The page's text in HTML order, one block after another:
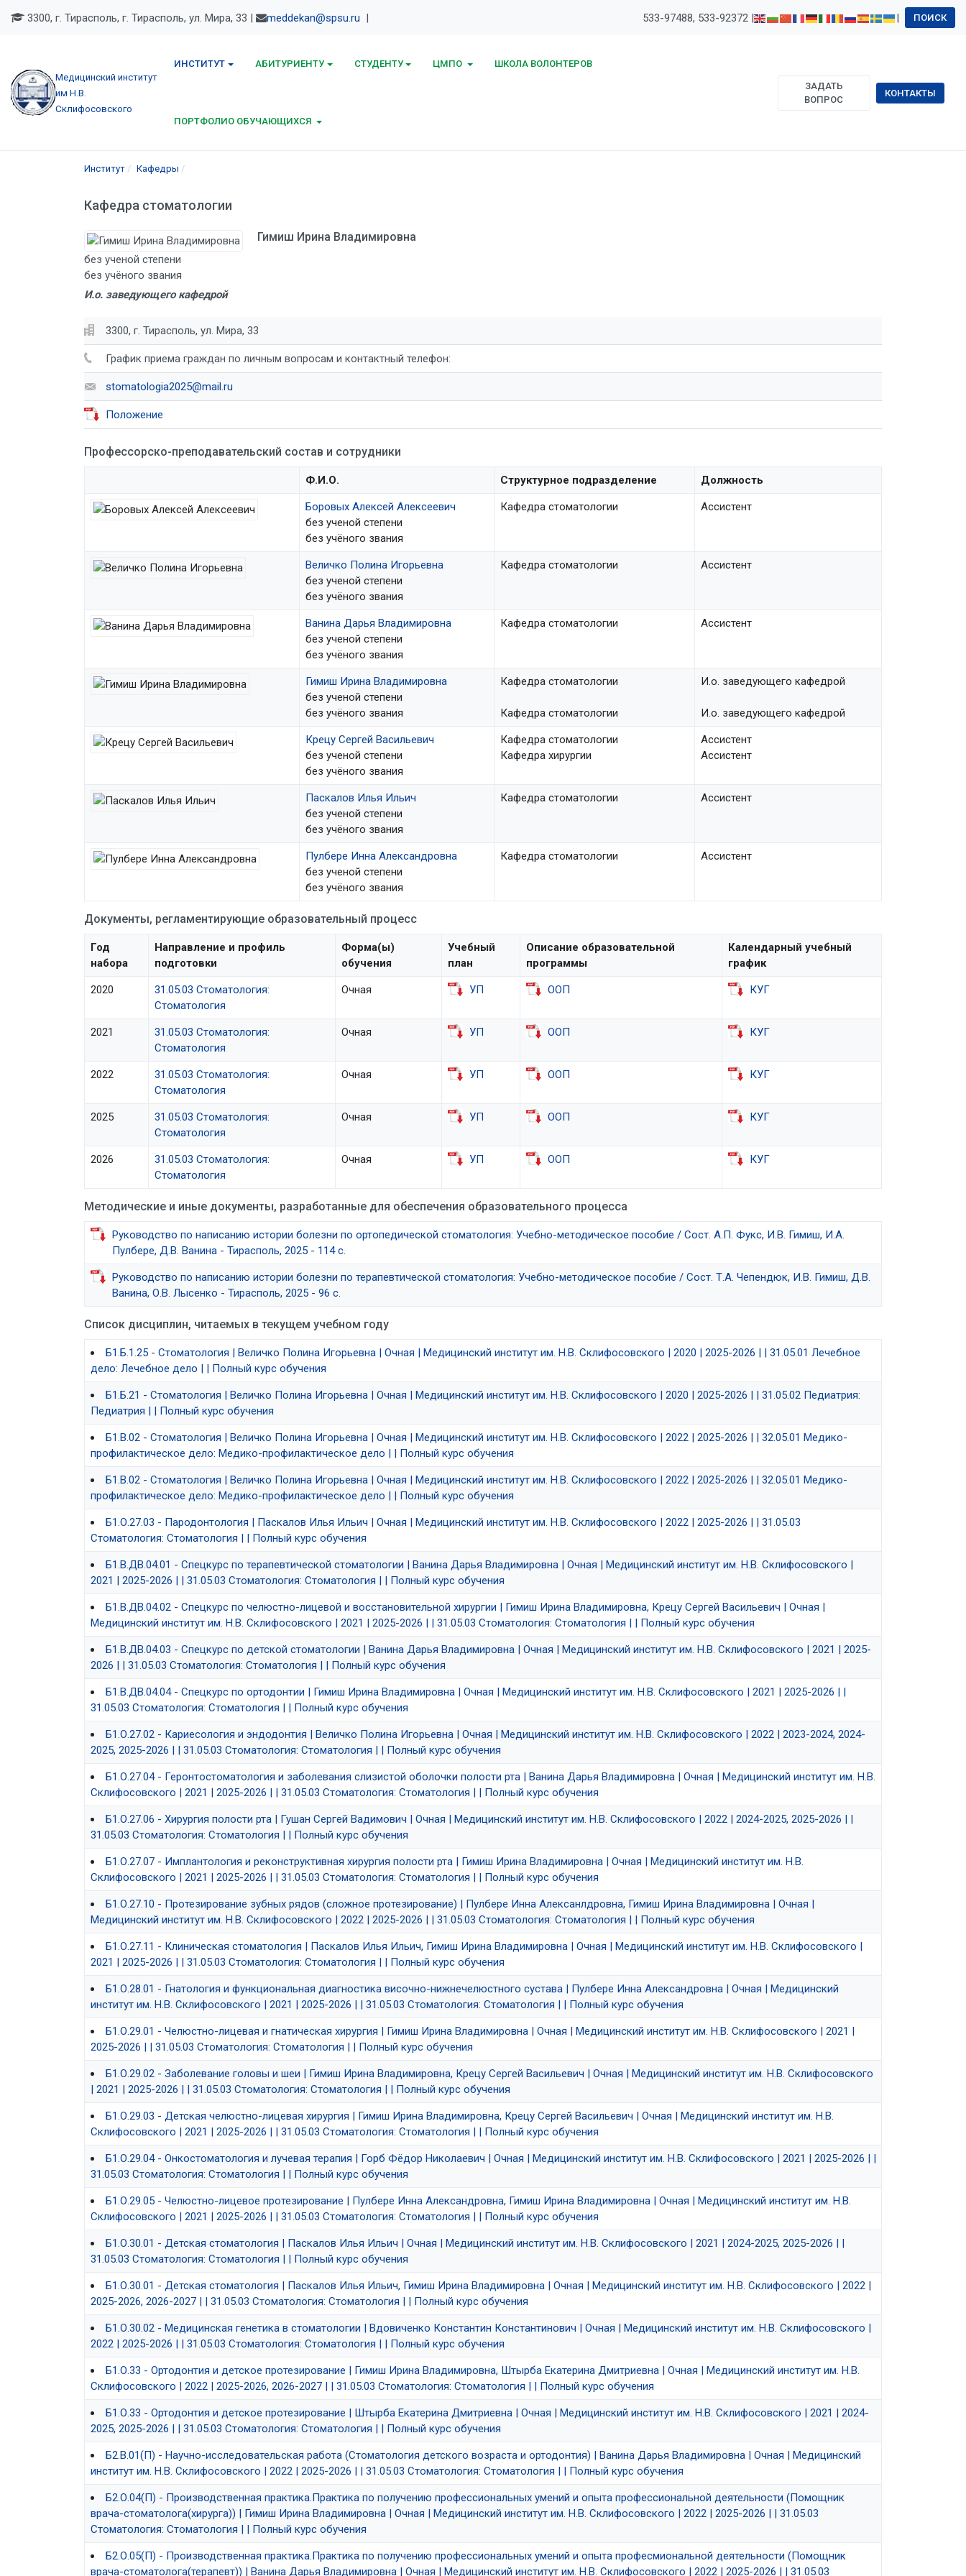
3300, г. Тирасполь, г. Тирасполь, ул. Мира, 33 | meddekan@spsu.ru | 533-97488, 533-92372 | | ПОИСК
Медицинский институт
им Н.В.
Склифосовского
ИНСТИТУТ АБИТУРИЕНТУ СТУДЕНТУ ЦМПО ШКОЛА ВОЛОНТЕРОВ
ПОРТФОЛИО ОБУЧАЮЩИХСЯ
ЗАДАТЬ
ВОПРОС
КОНТАКТЫ
Институт Кафедры
Кафедра стоматологии
Гимиш Ирина Владимировна
без ученой степени
без учёного звания
И.о. заведующего кафедрой
3300, г. Тирасполь, ул. Мира, 33
График приема граждан по личным вопросам и контактный телефон:
stomatologia2025@mail.ru
Положение
Профессорско-преподавательский состав и сотрудники
Ф.И.О. Структурное подразделение Должность
Боровых Алексей Алексеевич
без ученой степени
без учёного звания
Кафедра стоматологии Ассистент
Величко Полина Игорьевна
без ученой степени
без учёного звания
Кафедра стоматологии Ассистент
Ванина Дарья Владимировна
без ученой степени
без учёного звания
Кафедра стоматологии Ассистент
Гимиш Ирина Владимировна
без ученой степени
без учёного звания
Кафедра стоматологии
Кафедра стоматологии
И.о. заведующего кафедрой
И.о. заведующего кафедрой
Крецу Сергей Васильевич
без ученой степени
без учёного звания
Кафедра стоматологии
Кафедра хирургии
Ассистент
Ассистент
Паскалов Илья Ильич
без ученой степени
без учёного звания
Кафедра стоматологии Ассистент
Пулбере Инна Александровна
без ученой степени
без учёного звания
Кафедра стоматологии Ассистент
Документы, регламентирующие образовательный процесс
Год
набора
Направление и профиль
подготовки
Форма(ы)
обучения
Учебный
план
Описание образовательной
программы
Календарный учебный
график
2020
31.05.03 Стоматология:
Стоматология
Очная УП ООП КУГ
2021
31.05.03 Стоматология:
Стоматология
Очная УП ООП КУГ
2022
31.05.03 Стоматология:
Стоматология
Очная УП ООП КУГ
2025
31.05.03 Стоматология:
Стоматология
Очная УП ООП КУГ
2026
31.05.03 Стоматология:
Стоматология
Очная УП ООП КУГ
Методические и иные документы, разработанные для обеспечения образовательного процесса
Руководство по написанию истории болезни по ортопедической стоматология: Учебно-методическое пособие / Сост. А.П. Фукс, И.В. Гимиш, И.А.
Пулбере, Д.В. Ванина - Тирасполь, 2025 - 114 с.
Руководство по написанию истории болезни по терапевтической стоматология: Учебно-методическое пособие / Сост. Т.А. Чепендюк, И.В. Гимиш, Д.В.
Ванина, О.В. Лысенко - Тирасполь, 2025 - 96 с.
Список дисциплин, читаемых в текущем учебном году
Б1.Б.1.25 - Стоматология | Величко Полина Игорьевна | Очная | Медицинский институт им. Н.В. Склифосовского | 2020 | 2025-2026 | | 31.05.01 Лечебное
дело: Лечебное дело | | Полный курс обучения
Б1.Б.21 - Стоматология | Величко Полина Игорьевна | Очная | Медицинский институт им. Н.В. Склифосовского | 2020 | 2025-2026 | | 31.05.02 Педиатрия:
Педиатрия | | Полный курс обучения
Б1.В.02 - Стоматология | Величко Полина Игорьевна | Очная | Медицинский институт им. Н.В. Склифосовского | 2022 | 2025-2026 | | 32.05.01 Медико-
профилактическое дело: Медико-профилактическое дело | | Полный курс обучения
Б1.В.02 - Стоматология | Величко Полина Игорьевна | Очная | Медицинский институт им. Н.В. Склифосовского | 2022 | 2025-2026 | | 32.05.01 Медико-
профилактическое дело: Медико-профилактическое дело | | Полный курс обучения
Б1.О.27.03 - Пародонтология | Паскалов Илья Ильич | Очная | Медицинский институт им. Н.В. Склифосовского | 2022 | 2025-2026 | | 31.05.03
Стоматология: Стоматология | | Полный курс обучения
Б1.В.ДВ.04.01 - Спецкурс по терапевтической стоматологии | Ванина Дарья Владимировна | Очная | Медицинский институт им. Н.В. Склифосовского |
2021 | 2025-2026 | | 31.05.03 Стоматология: Стоматология | | Полный курс обучения
Б1.В.ДВ.04.02 - Спецкурс по челюстно-лицевой и восстановительной хирургии | Гимиш Ирина Владимировна, Крецу Сергей Васильевич | Очная |
Медицинский институт им. Н.В. Склифосовского | 2021 | 2025-2026 | | 31.05.03 Стоматология: Стоматология | | Полный курс обучения
Б1.В.ДВ.04.03 - Спецкурс по детской стоматологии | Ванина Дарья Владимировна | Очная | Медицинский институт им. Н.В. Склифосовского | 2021 | 2025-
2026 | | 31.05.03 Стоматология: Стоматология | | Полный курс обучения
Б1.В.ДВ.04.04 - Спецкурс по ортодонтии | Гимиш Ирина Владимировна | Очная | Медицинский институт им. Н.В. Склифосовского | 2021 | 2025-2026 | |
31.05.03 Стоматология: Стоматология | | Полный курс обучения
Б1.О.27.02 - Кариесология и эндодонтия | Величко Полина Игорьевна | Очная | Медицинский институт им. Н.В. Склифосовского | 2022 | 2023-2024, 2024-
2025, 2025-2026 | | 31.05.03 Стоматология: Стоматология | | Полный курс обучения
Б1.О.27.04 - Геронтостоматология и заболевания слизистой оболочки полости рта | Ванина Дарья Владимировна | Очная | Медицинский институт им. Н.В.
Склифосовского | 2021 | 2025-2026 | | 31.05.03 Стоматология: Стоматология | | Полный курс обучения
Б1.О.27.06 - Хирургия полости рта | Гушан Сергей Вадимович | Очная | Медицинский институт им. Н.В. Склифосовского | 2022 | 2024-2025, 2025-2026 | |
31.05.03 Стоматология: Стоматология | | Полный курс обучения
Б1.О.27.07 - Имплантология и реконструктивная хирургия полости рта | Гимиш Ирина Владимировна | Очная | Медицинский институт им. Н.В.
Склифосовского | 2021 | 2025-2026 | | 31.05.03 Стоматология: Стоматология | | Полный курс обучения
Б1.О.27.10 - Протезирование зубных рядов (сложное протезирование) | Пулбере Инна Алексанлдровна, Гимиш Ирина Владимировна | Очная |
Медицинский институт им. Н.В. Склифосовского | 2022 | 2025-2026 | | 31.05.03 Стоматология: Стоматология | | Полный курс обучения
Б1.О.27.11 - Клиническая стоматология | Паскалов Илья Ильич, Гимиш Ирина Владимировна | Очная | Медицинский институт им. Н.В. Склифосовского |
2021 | 2025-2026 | | 31.05.03 Стоматология: Стоматология | | Полный курс обучения
Б1.О.28.01 - Гнатология и функциональная диагностика височно-нижнечелюстного сустава | Пулбере Инна Александровна | Очная | Медицинский
институт им. Н.В. Склифосовского | 2021 | 2025-2026 | | 31.05.03 Стоматология: Стоматология | | Полный курс обучения
Б1.О.29.01 - Челюстно-лицевая и гнатическая хирургия | Гимиш Ирина Владимировна | Очная | Медицинский институт им. Н.В. Склифосовского | 2021 |
2025-2026 | | 31.05.03 Стоматология: Стоматология | | Полный курс обучения
Б1.О.29.02 - Заболевание головы и шеи | Гимиш Ирина Владимировна, Крецу Сергей Васильевич | Очная | Медицинский институт им. Н.В. Склифосовского
| 2021 | 2025-2026 | | 31.05.03 Стоматология: Стоматология | | Полный курс обучения
Б1.О.29.03 - Детская челюстно-лицевая хирургия | Гимиш Ирина Владимировна, Крецу Сергей Васильевич | Очная | Медицинский институт им. Н.В.
Склифосовского | 2021 | 2025-2026 | | 31.05.03 Стоматология: Стоматология | | Полный курс обучения
Б1.О.29.04 - Онкостоматология и лучевая терапия | Горб Фёдор Николаевич | Очная | Медицинский институт им. Н.В. Склифосовского | 2021 | 2025-2026 | |
31.05.03 Стоматология: Стоматология | | Полный курс обучения
Б1.О.29.05 - Челюстно-лицевое протезирование | Пулбере Инна Александровна, Гимиш Ирина Владимировна | Очная | Медицинский институт им. Н.В.
Склифосовского | 2021 | 2025-2026 | | 31.05.03 Стоматология: Стоматология | | Полный курс обучения
Б1.О.30.01 - Детская стоматология | Паскалов Илья Ильич | Очная | Медицинский институт им. Н.В. Склифосовского | 2021 | 2024-2025, 2025-2026 | |
31.05.03 Стоматология: Стоматология | | Полный курс обучения
Б1.О.30.01 - Детская стоматология | Паскалов Илья Ильич, Гимиш Ирина Владимировна | Очная | Медицинский институт им. Н.В. Склифосовского | 2022 |
2025-2026, 2026-2027 | | 31.05.03 Стоматология: Стоматология | | Полный курс обучения
Б1.О.30.02 - Медицинская генетика в стоматологии | Вдовиченко Константин Константинович | Очная | Медицинский институт им. Н.В. Склифосовского |
2022 | 2025-2026 | | 31.05.03 Стоматология: Стоматология | | Полный курс обучения
Б1.О.33 - Ортодонтия и детское протезирование | Гимиш Ирина Владимировна, Штырба Екатерина Дмитриевна | Очная | Медицинский институт им. Н.В.
Склифосовского | 2022 | 2025-2026, 2026-2027 | | 31.05.03 Стоматология: Стоматология | | Полный курс обучения
Б1.О.33 - Ортодонтия и детское протезирование | Штырба Екатерина Дмитриевна | Очная | Медицинский институт им. Н.В. Склифосовского | 2021 | 2024-
2025, 2025-2026 | | 31.05.03 Стоматология: Стоматология | | Полный курс обучения
Б2.В.01(П) - Научно-исследовательская работа (Стоматология детского возраста и ортодонтия) | Ванина Дарья Владимировна | Очная | Медицинский
институт им. Н.В. Склифосовского | 2022 | 2025-2026 | | 31.05.03 Стоматология: Стоматология | | Полный курс обучения
Б2.О.04(П) - Производственная практика.Практика по получению профессиональных умений и опыта профессиональной деятельности (Помощник
врача-стоматолога(хирурга)) | Гимиш Ирина Владимировна | Очная | Медицинский институт им. Н.В. Склифосовского | 2022 | 2025-2026 | | 31.05.03
Стоматология: Стоматология | | Полный курс обучения
Б2.О.05(П) - Производственная практика.Практика по получению профессиональных умений и опыта професмиональной деятельности (Помощник
врача-стоматолога(терапевт)) | Ванина Дарья Владимировна | Очная | Медицинский институт им. Н.В. Склифосовского | 2022 | 2025-2026 | | 31.05.03